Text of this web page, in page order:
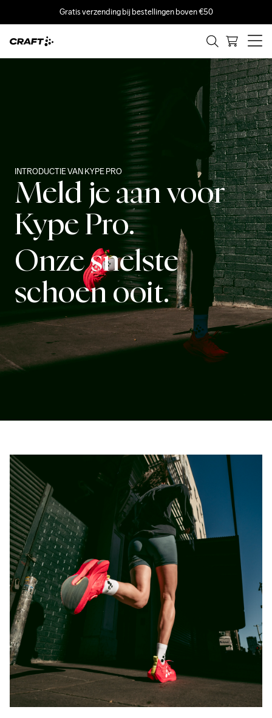
Gratis verzending bij bestellingen boven €50
INTRODUCTIE VAN KYPE PRO
Meld je aan voor
Kype Pro.
Onze snelste
schoen ooit.